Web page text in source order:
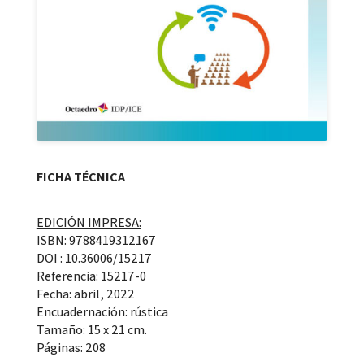
FICHA TÉCNICA
EDICIÓN IMPRESA:
ISBN: 9788419312167
DOI : 10.36006/15217
Referencia: 15217-0
Fecha: abril, 2022
Encuadernación: rústica
Tamaño: 15 x 21 cm.
Páginas: 208